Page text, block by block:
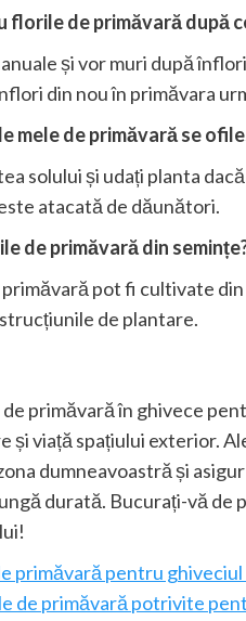
florile de primăvară după
și vor muri după
din nou în primăvara
mele de primăvară se
solului și udați planta
atacată de dăunători.
de primăvară din
pot fi cultivate
de plantare.
primăvară în ghivece
și viață spațiului exterior.
dumneavoastră și
durată. Bucurați-vă
primăvară pentru
de primăvară potrivite